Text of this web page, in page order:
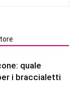
quale
i braccialetti